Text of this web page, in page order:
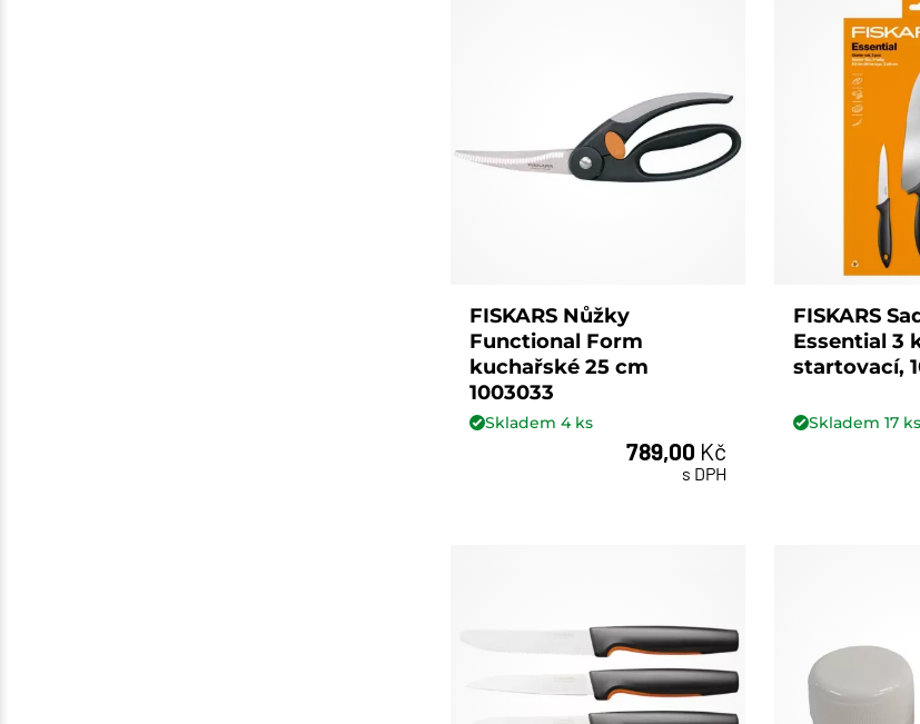
FISKARS Nůžky
Functional Form
kuchařské 25 cm
1003033
Skladem4ks
789,00 Kč
s DPH
FISKARS
Essential 3
startovací,
Skladem17 ks